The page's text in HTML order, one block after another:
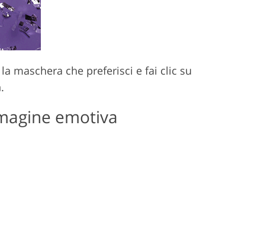
maschera che preferisci e fai clic su
emotiva